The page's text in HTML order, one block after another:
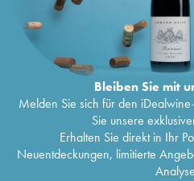
Bleiben Sie mit
Melden Sie sich für den
Sie unsere
Erhalten Sie direkt in Ihr
Neuentdeckungen, limitierte